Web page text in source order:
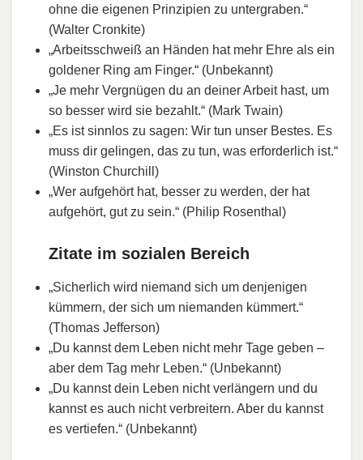
ohne die eigenen Prinzipien zu untergraben.“
(Walter Cronkite)
„Arbeitsschweiß an Händen hat mehr Ehre als ein
goldener Ring am Finger.“ (Unbekannt)
„Je mehr Vergnügen du an deiner Arbeit hast, um
so besser wird sie bezahlt.“ (Mark Twain)
„Es ist sinnlos zu sagen: Wir tun unser Bestes. Es
muss dir gelingen, das zu tun, was erforderlich ist.“
(Winston Churchill)
„Wer aufgehört hat, besser zu werden, der hat
aufgehört, gut zu sein.“ (Philip Rosenthal)
Zitate im sozialen Bereich
„Sicherlich wird niemand sich um denjenigen
kümmern, der sich um niemanden kümmert.“
(Thomas Jefferson)
„Du kannst dem Leben nicht mehr Tage geben –
aber dem Tag mehr Leben.“ (Unbekannt)
„Du kannst dein Leben nicht verlängern und du
kannst es auch nicht verbreitern. Aber du kannst
es vertiefen.“ (Unbekannt)